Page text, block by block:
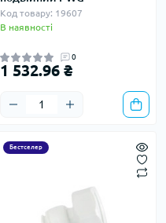
Код товару: 19607
В наявності
0
1 532.96 ₴
Бестселер